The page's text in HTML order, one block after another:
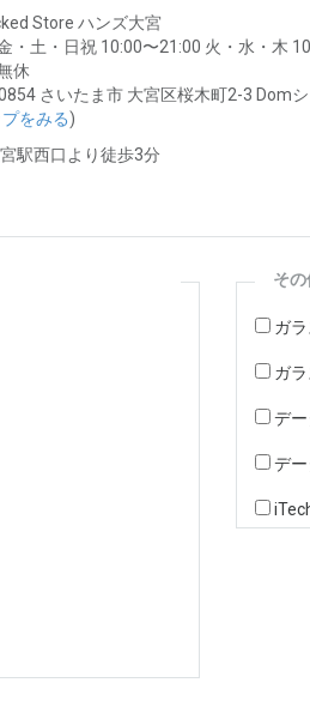
Store ハンズ大宮
・土・日祝 10:00〜21:00 火・水・木
休
さいたま市 大宮区桜木町2-3 Dom
をみる)
駅西口より徒歩3分
そ
ガ
ガ
デ
デ